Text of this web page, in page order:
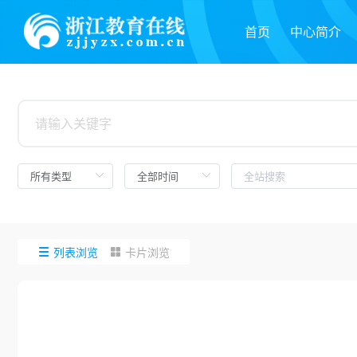
首页 中心简介
列表浏览 卡片浏览